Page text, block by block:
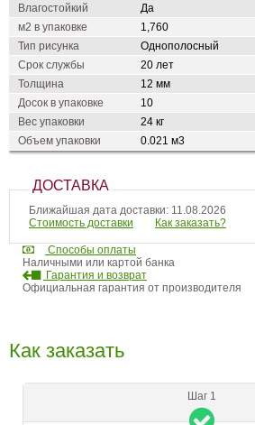
Влагостойкий
Да
м2 в упаковке
1,760
Тип рисунка
Однополосный
Срок службы
20 лет
Толщина
12 мм
Досок в упаковке
10
Вес упаковки
24 кг
Объем упаковки
0.021 м3
ДОСТАВКА
Ближайшая дата доставки: 11.08.2026
Стоимость доставки
Как заказать?
Способы оплаты
Наличными или картой банка
Гарантия и возврат
Официальная гарантия от производителя
Как заказать
Шаг 1